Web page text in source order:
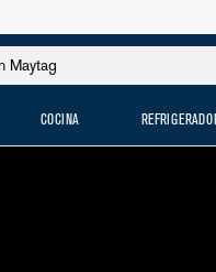
COCINA